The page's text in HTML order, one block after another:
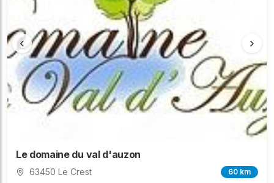
‹ ›
Le domaine du val d'auzon
63450 Le Crest 60 km